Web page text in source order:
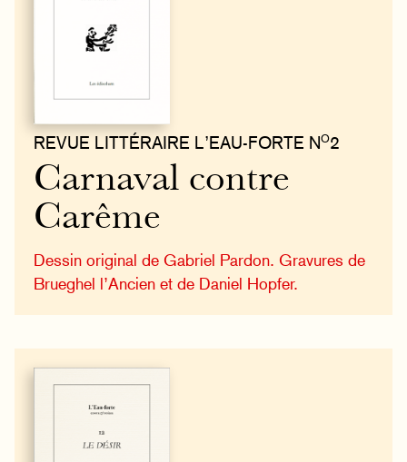
REVUE LITTÉRAIRE L’EAU-FORTE NO2
Carnaval contre
Carême
Dessin original de Gabriel Pardon. Gravures de
Brueghel l’Ancien et de Daniel Hopfer.